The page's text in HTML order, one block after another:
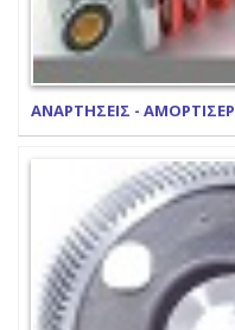
ΑΝΑΡΤΗΣΕΙΣ - ΑΜΟΡΤΙΣΕΡ